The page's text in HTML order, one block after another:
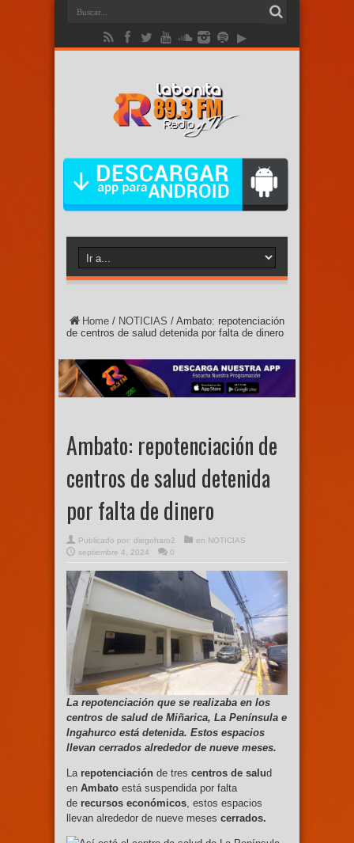
Home / NOTICIAS / Ambato: repotenciación
de centros de salud detenida por falta de dinero
Ambato: repotenciación de
centros de salud detenida
por falta de dinero
Publicado por: diegoharo2 en NOTICIAS
septiembre 4, 2024
0
La repotenciación que se realizaba en los
centros de salud de Miñarica, La Península e
Ingahurco está detenida. Estos espacios
llevan cerrados alrededor de nueve meses.
La repotenciación de tres centros de salud
en Ambato está suspendida por falta
de recursos económicos, estos espacios
llevan alrededor de nueve meses cerrados.